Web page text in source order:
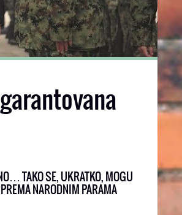
TAKO SE, UKRATKO, MOGU
NARODNIM PARAMA